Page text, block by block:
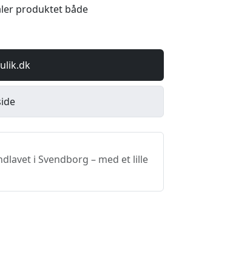
produktet både
i Svendborg – med et lille